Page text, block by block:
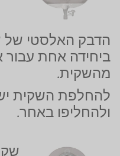
הדבק האלסטי של
ביחידה אחת עבור
מהשקית.
להחלפת השקית
ולהחליפו באחר.